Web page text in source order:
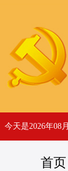
今天是2026年08
首页